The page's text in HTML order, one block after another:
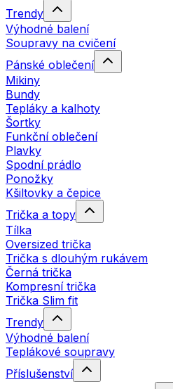
Trendy
Výhodné balení
Soupravy na cvičení
Pánské oblečení
Mikiny
Bundy
Tepláky a kalhoty
Šortky
Funkční oblečení
Plavky
Spodní prádlo
Ponožky
Kšiltovky a čepice
Trička a topy
Tílka
Oversized trička
Trička s dlouhým rukávem
Černá trička
Kompresní trička
Trička Slim fit
Trendy
Výhodné balení
Teplákové soupravy
Příslušenství